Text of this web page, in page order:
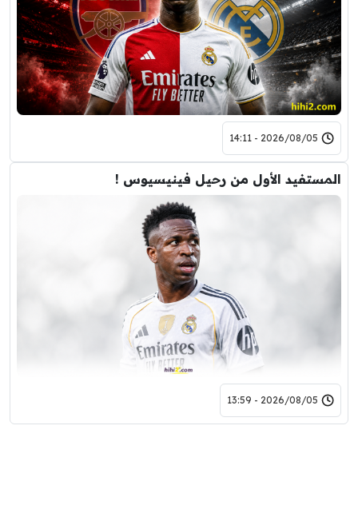
2026/08/05 - 14:11
المستفيد الأول من رحيل فينيسيوس !
2026/08/05 - 13:59